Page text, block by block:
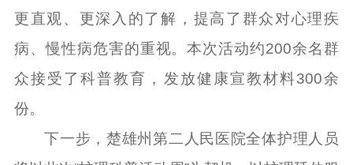
更直观、更深入的了解，提高了群众对心理疾
病、慢性病危害的重视。本次活动约200余名群
众接受了科普教育，发放健康宣教材料300余
份。
下一步，楚雄州第二人民医院全体护理人员